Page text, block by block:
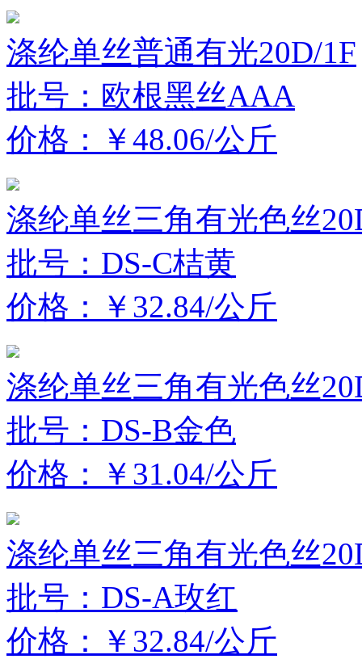
涤纶单丝普通有光20D/1F
批号：欧根黑丝AAA
价格：￥48.06/公斤
涤纶单丝三角有光色丝
批号：DS-C桔黄
价格：￥32.84/公斤
涤纶单丝三角有光色丝
批号：DS-B金色
价格：￥31.04/公斤
涤纶单丝三角有光色丝
批号：DS-A玫红
价格：￥32.84/公斤